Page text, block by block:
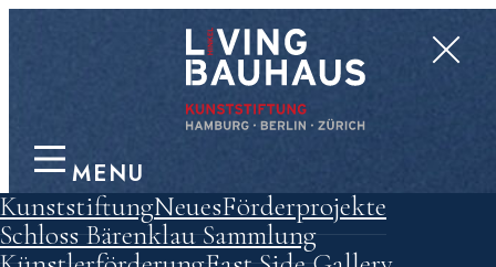
MENU
KunststiftungNeuesFörderprojekte
Schloss BärenklauSammlung